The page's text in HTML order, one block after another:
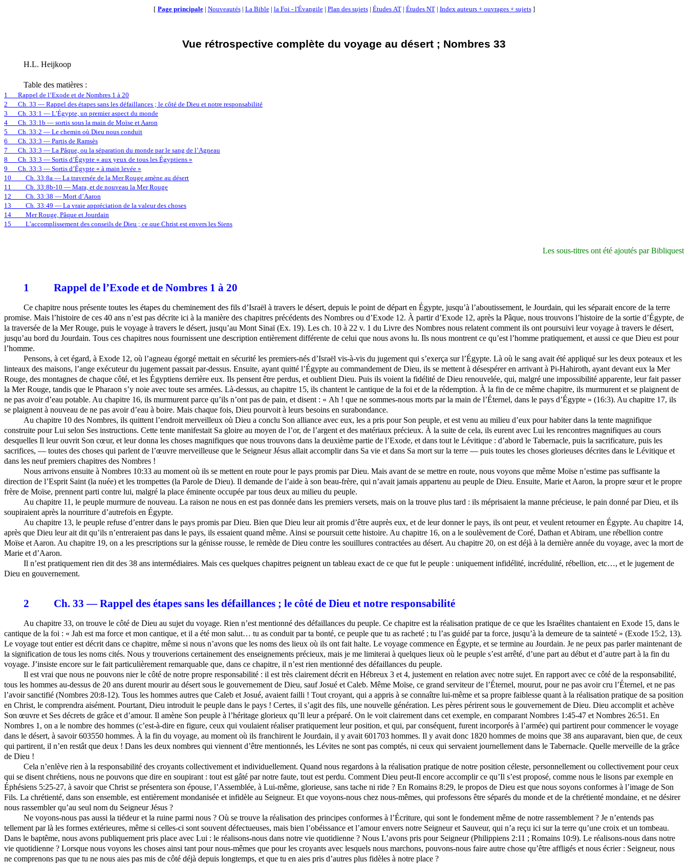
[ Page principale| Nouveautés| La Bible| la Foi - l'Évangile| Plan des sujets| Études AT| Études NT| Index auteurs + ouvrages + sujets]
Vue rétrospective complète du voyage au désert ; Nombres 33
H.L. Heijkoop
Table des matières :
1
Rappel de l’Exode et de Nombres 1 à 20
2
Ch. 33 — Rappel des étapes sans les défaillances ; le côté de Dieu et notre responsabilité
3
Ch. 33:1 — L’Égypte, un premier aspect du monde
4
Ch. 33:1b — sortis sous la main de Moïse et Aaron
5
Ch. 33:2 — Le chemin où Dieu nous conduit
6
Ch. 33:3 — Partis de Ramsès
7
Ch. 33:3 — La Pâque, ou la séparation du monde par le sang de l’Agneau
8
Ch. 33:3 — Sortis d’Égypte « aux yeux de tous les Égyptiens »
9
Ch. 33:3 — Sortis d’Égypte « à main levée »
10
Ch. 33:8a — La traversée de la Mer Rouge amène au désert
11
Ch. 33:8b-10 — Mara, et de nouveau la Mer Rouge
12
Ch. 33:38 — Mort d’Aaron
13
Ch. 33:49 — La vraie appréciation de la valeur des choses
14
Mer Rouge, Pâque et Jourdain
15
L’accomplissement des conseils de Dieu ; ce que Christ est envers les Siens
Les sous-titres ont été ajoutés par Bibliquest
1 Rappel de l’Exode et de Nombres 1 à 20
Ce chapitre nous présente toutes les étapes du cheminement des fils d’Israël à travers le désert, depuis le point de départ en Égypte, jusqu’à l’aboutissement, le Jourdain, qui les séparait encore de la terre
promise. Mais l’histoire de ces 40 ans n’est pas décrite ici à la manière des chapitres précédents des Nombres ou d’Exode 12. À partir d’Exode 12, après la Pâque, nous trouvons l’histoire de la sortie d’Égypte, de
la traversée de la Mer Rouge, puis le voyage à travers le désert, jusqu’au Mont Sinaï (Ex. 19). Les ch. 10 à 22 v. 1 du Livre des Nombres nous relatent comment ils ont poursuivi leur voyage à travers le désert,
jusqu’au bord du Jourdain. Tous ces chapitres nous fournissent une description entièrement différente de celui que nous avons lu. Ils nous montrent ce qu’est l’homme pratiquement, et aussi ce que Dieu est pour
l’homme.
Pensons, à cet égard, à Exode 12, où l’agneau égorgé mettait en sécurité les premiers-nés d’Israël vis-à-vis du jugement qui s’exerça sur l’Égypte. Là où le sang avait été appliqué sur les deux poteaux et les
linteaux des maisons, l’ange exécuteur du jugement passait par-dessus. Ensuite, ayant quitté l’Égypte au commandement de Dieu, ils se mettent à désespérer en arrivant à Pi-Hahiroth, ayant devant eux la Mer
Rouge, des montagnes de chaque côté, et les Égyptiens derrière eux. Ils pensent être perdus, et oublient Dieu. Puis ils voient la fidélité de Dieu renouvelée, qui, malgré une impossibilité apparente, leur fait passer
la Mer Rouge, tandis que le Pharaon s’y noie avec toute ses armées. Là-dessus, au chapitre 15, ils chantent le cantique de la foi et de la rédemption. À la fin de ce même chapitre, ils murmurent et se plaignent de
ne pas avoir d’eau potable. Au chapitre 16, ils murmurent parce qu’ils n’ont pas de pain, et disent : « Ah ! que ne sommes-nous morts par la main de l’Éternel, dans le pays d’Égypte » (16:3). Au chapitre 17, ils
se plaignent à nouveau de ne pas avoir d’eau à boire. Mais chaque fois, Dieu pourvoit à leurs besoins en surabondance.
Au chapitre 10 des Nombres, ils quittent l’endroit merveilleux où Dieu a conclu Son alliance avec eux, les a pris pour Son peuple, et est venu au milieu d’eux pour habiter dans la tente magnifique
construite pour Lui selon Ses instructions. Cette tente manifestait Sa gloire au moyen de l’or, de l’argent et des matériaux précieux. À la suite de cela, ils eurent avec Lui les rencontres magnifiques au cours
desquelles Il leur ouvrit Son cœur, et leur donna les choses magnifiques que nous trouvons dans la deuxième partie de l’Exode, et dans tout le Lévitique : d’abord le Tabernacle, puis la sacrificature, puis les
sacrifices, — toutes des choses qui parlent de l’œuvre merveilleuse que le Seigneur Jésus allait accomplir dans Sa vie et dans Sa mort sur la terre — puis toutes les choses glorieuses décrites dans le Lévitique et
dans les neuf premiers chapitres des Nombres !
Nous arrivons ensuite à Nombres 10:33 au moment où ils se mettent en route pour le pays promis par Dieu. Mais avant de se mettre en route, nous voyons que même Moïse n’estime pas suffisante la
direction de l’Esprit Saint (la nuée) et les trompettes (la Parole de Dieu). Il demande de l’aide à son beau-frère, qui n’avait jamais appartenu au peuple de Dieu. Ensuite, Marie et Aaron, la propre sœur et le propre
frère de Moïse, prennent parti contre lui, malgré la place éminente occupée par tous deux au milieu du peuple.
Au chapitre 11, le peuple murmure de nouveau. La raison ne nous en est pas donnée dans les premiers versets, mais on la trouve plus tard : ils méprisaient la manne précieuse, le pain donné par Dieu, et ils
soupiraient après la nourriture d’autrefois en Égypte.
Au chapitre 13, le peuple refuse d’entrer dans le pays promis par Dieu. Bien que Dieu leur ait promis d’être auprès eux, et de leur donner le pays, ils ont peur, et veulent retourner en Égypte. Au chapitre 14,
après que Dieu leur ait dit qu’ils n’entreraient pas dans le pays, ils essaient quand même. Ainsi se poursuit cette histoire. Au chapitre 16, on a le soulèvement de Coré, Dathan et Abiram, une rébellion contre
Moïse et Aaron. Au chapitre 19, on a les prescriptions sur la génisse rousse, le remède de Dieu contre les souillures contractées au désert. Au chapitre 20, on est déjà à la dernière année du voyage, avec la mort de
Marie et d’Aaron.
Il n’est pratiquement rien dit des 38 ans intermédiaires. Mais ces quelques chapitres peignent un tableau exact de ce que fut le peuple : uniquement infidélité, incrédulité, rébellion, etc…, et le jugement de
Dieu en gouvernement.
2 Ch. 33 — Rappel des étapes sans les défaillances ; le côté de Dieu et notre responsabilité
Au chapitre 33, on trouve le côté de Dieu au sujet du voyage. Rien n’est mentionné des défaillances du peuple. Ce chapitre est la réalisation pratique de ce que les Israélites chantaient en Exode 15, dans le
cantique de la foi : « Jah est ma force et mon cantique, et il a été mon salut… tu as conduit par ta bonté, ce peuple que tu as racheté ; tu l’as guidé par ta force, jusqu’à la demeure de ta sainteté » (Exode 15:2, 13).
Le voyage tout entier est décrit dans ce chapitre, même si nous n’avons que les noms des lieux où ils ont fait halte. Le voyage commence en Égypte, et se termine au Jourdain. Je ne peux pas parler maintenant de
la signification de tous les noms cités. Nous y trouverions certainement des enseignements précieux, mais je me limiterai à quelques lieux où le peuple s’est arrêté, d’une part au début et d’autre part à la fin du
voyage. J’insiste encore sur le fait particulièrement remarquable que, dans ce chapitre, il n’est rien mentionné des défaillances du peuple.
Il est vrai que nous ne pouvons nier le côté de notre propre responsabilité : il est très clairement décrit en Hébreux 3 et 4, justement en relation avec notre sujet. En rapport avec ce côté de la responsabilité,
tous les hommes au-dessus de 20 ans durent mourir au désert sous le gouvernement de Dieu, sauf Josué et Caleb. Même Moïse, ce grand serviteur de l’Éternel, mourut, pour ne pas avoir cru l’Éternel, et ne pas
l’avoir sanctifié (Nombres 20:8-12). Tous les hommes autres que Caleb et Josué, avaient failli ! Tout croyant, qui a appris à se connaître lui-même et sa propre faiblesse quant à la réalisation pratique de sa position
en Christ, le comprendra aisément. Pourtant, Dieu introduit le peuple dans le pays ! Certes, il s’agit des fils, une nouvelle génération. Les pères périrent sous le gouvernement de Dieu. Dieu accomplit et achève
Son œuvre et Ses décrets de grâce et d’amour. Il amène Son peuple à l’héritage glorieux qu’Il leur a préparé. On le voit clairement dans cet exemple, en comparant Nombres 1:45-47 et Nombres 26:51. En
Nombres 1, on a le nombre des hommes (c’est-à-dire en figure, ceux qui voulaient réaliser pratiquement leur position, et qui, par conséquent, furent incorporés à l’armée) qui partirent pour commencer le voyage
dans le désert, à savoir 603550 hommes. À la fin du voyage, au moment où ils franchirent le Jourdain, il y avait 601703 hommes. Il y avait donc 1820 hommes de moins que 38 ans auparavant, bien que, de ceux
qui partirent, il n’en restât que deux ! Dans les deux nombres qui viennent d’être mentionnés, les Lévites ne sont pas comptés, ni ceux qui servaient journellement dans le Tabernacle. Quelle merveille de la grâce
de Dieu !
Cela n’enlève rien à la responsabilité des croyants collectivement et individuellement. Quand nous regardons à la réalisation pratique de notre position céleste, personnellement ou collectivement pour ceux
qui se disent chrétiens, nous ne pouvons que dire en soupirant : tout est gâté par notre faute, tout est perdu. Comment Dieu peut-Il encore accomplirce qu’Il s’est proposé, comme nous le lisons par exemple en
Éphésiens 5:25-27, à savoir que Christ se présentera son épouse, l’Assemblée, à Lui-même, glorieuse, sans tache ni ride ? En Romains 8:29, le propos de Dieu est que nous soyons conformes à l’image de Son
Fils. La chrétienté, dans son ensemble, est entièrement mondanisée et infidèle au Seigneur. Et que voyons-nous chez nous-mêmes, qui professons être séparés du monde et de la chrétienté mondaine, et ne désirer
nous rassembler qu’au seul nom du Seigneur Jésus ?
Ne voyons-nous pas aussi la tiédeur et la ruine parmi nous ? Où se trouve la réalisation des principes conformes à l’Écriture, qui sont le fondement même de notre rassemblement ? Je n’entends pas
tellement par là les formes extérieures, même si celles-ci sont souvent défectueuses, mais bien l’obéissance et l’amour envers notre Seigneur et Sauveur, qui n’a reçu ici sur la terre qu’une croix et un tombeau.
Dans le baptême, nous avons publiquement pris place avec Lui : le réalisons-nous dans notre vie quotidienne ? Nous L’avons pris pour Seigneur (Philippiens 2:11 ; Romains 10:9). Le réalisons-nous dans notre
vie quotidienne ? Lorsque nous voyons les choses ainsi tant pour nous-mêmes que pour les croyants avec lesquels nous marchons, pouvons-nous faire autre chose qu’être affligés et nous écrier : Seigneur, nous
ne comprenons pas que tu ne nous aies pas mis de côté déjà depuis longtemps, et que tu en aies pris d’autres plus fidèles à notre place ?